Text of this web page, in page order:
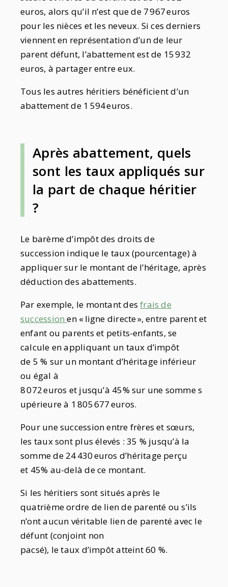
euros, alors qu’il n’est que de 7 967 euros
pour les nièces et les neveux. Si ces derniers
viennent en représentation d’un de leur
parent défunt, l’abattement est de 15 932
euros, à partager entre eux.
Tous les autres héritiers bénéficient d’un
abattement de 1 594 euros.
Après abattement, quels
sont les taux appliqués sur
la part de chaque héritier
?
Le barème d’impôt des droits de
succession indique le taux (pourcentage) à
appliquer sur le montant de l’héritage, après
déduction des abattements.
Par exemple, le montant desfrais de
successionen « ligne directe », entre parent et
enfant ou parents et petits-enfants, se
calcule en appliquant un taux d’impôt
de 5 % sur un montant d’héritage inférieur
ou égal à
8 072 euros et jusqu’à 45% sur une somme s
upérieure à 1 805 677 euros.
Pour une succession entre frères et sœurs,
les taux sont plus élevés : 35 % jusqu’à la
somme de 24 430 euros d’héritage perçu
et 45% au-delà de ce montant.
Si les héritiers sont situés après le
quatrième ordre de lien de parenté ou s’ils
n’ont aucun véritable lien de parenté avec le
défunt (conjoint non
pacsé), le taux d’impôt atteint 60 %.